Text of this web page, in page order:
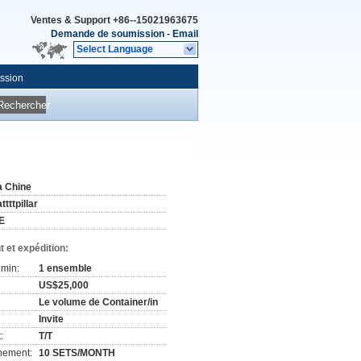
Ventes & Support +86--15021963675
Demande de soumission - Email
Select Language
Chine
et expédition:
1 ensemble
US$25,000
Le volume de Container/in
Invite
T/T
10 SETS/MONTH